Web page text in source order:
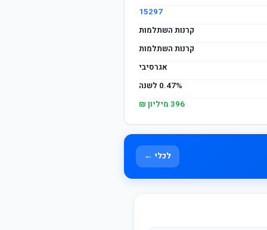
15297
קרנות השתלמות
קרנות השתלמות
אגרסיבי
0.47% לשנה
396 מיליון ₪
לכלי ←